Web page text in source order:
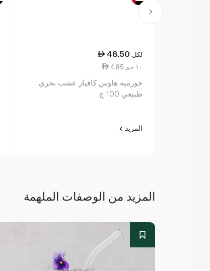
48.50 لكل
4.85 ١٠ جم
جورميه هاوس كافيار عشب بحري
طبيعي 100 ج
المزيد
المزيد من الوصفات الملهمة